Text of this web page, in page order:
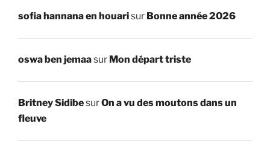
sofia hannana en houarisur Bonne année 2026
oswa ben jemaasur Mon départ triste
Britney SidibesurOn a vu des moutons dans un
fleuve